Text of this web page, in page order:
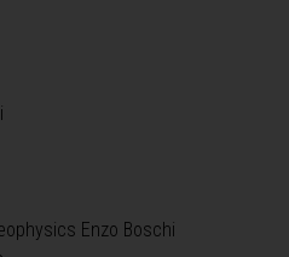
Enzo Boschi